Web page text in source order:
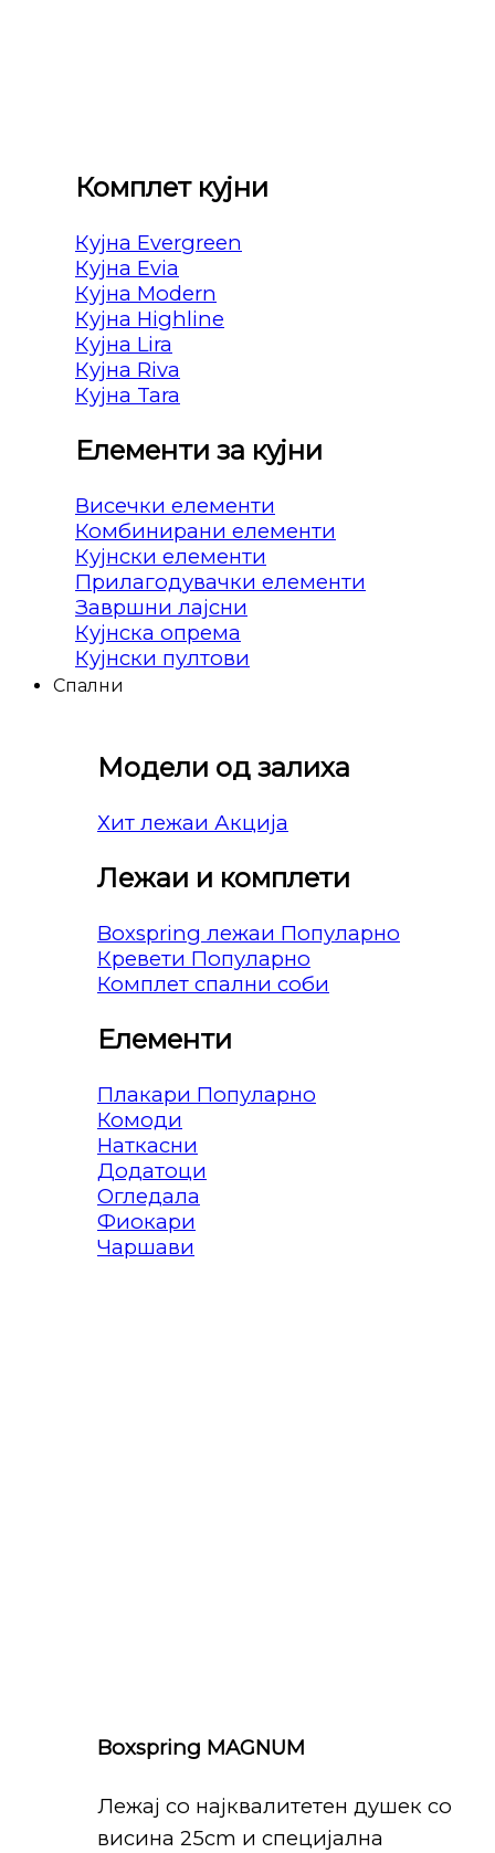
Комплет кујни
Кујна Evergreen
Кујна Evia
Кујна Modern
Кујна Highline
Кујна Lira
Кујна Riva
Кујна Tara
Елементи за кујни
Висечки елементи
Комбинирани елементи
Кујнски елементи
Прилагодувачки елементи
Завршни лајсни
Кујнска опрема
Кујнски пултови
Спални
Модели од залиха
Хит лежаи
Лежаи и комплети
Boxspring лежаи
Кревети
Комплет спални соби
Елементи
Плакари
Комоди
Наткасни
Додатоци
Огледала
Фиокари
Чаршави
Boxspring MAGNUM
Лежај со најквалитетен душек со
висина 25cm и специјална